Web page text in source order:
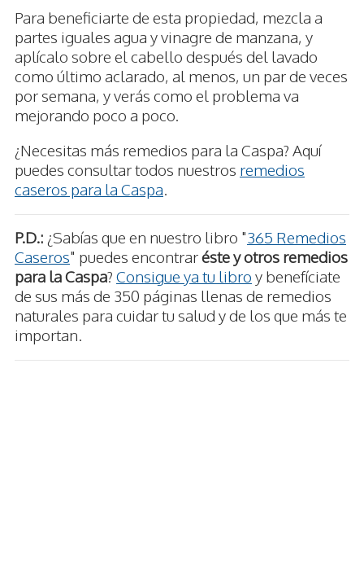
Para beneficiarte de esta propiedad, mezcla a
partes iguales agua y vinagre de manzana, y
aplícalo sobre el cabello después del lavado
como último aclarado, al menos, un par de veces
por semana, y verás como el problema va
mejorando poco a poco.
¿Necesitas más remedios para la Caspa? Aquí
puedes consultar todos nuestros remedios
caseros para la Caspa
P.D.: ¿Sabías que en nuestro libro "365 Remedios
Caseros" puedes encontraréste y otros remedios
para la Caspa? Consigue ya tu libro y benefíciate
de sus más de 350 páginas llenas de remedios
naturales para cuidar tu salud y de los que más te
importan.